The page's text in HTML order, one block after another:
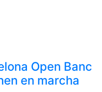
Open Banc
en marcha